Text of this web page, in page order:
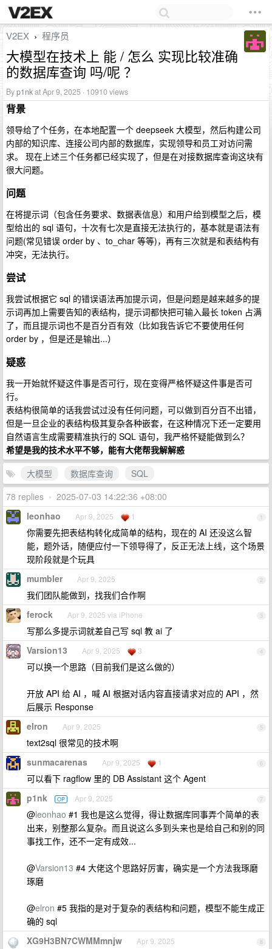
V2EX › 程序员
大模型在技术上 能 / 怎么 实现比较准确
的数据库查询 吗/呢 ？
Byp1nkat Apr 9, 2025 · 10910 views
背景
领导给了个任务，在本地配置一个 deepseek 大模型，然后构建公司
内部的知识库、连接公司内部的数据库，实现领导和员工对访问需
求。 现在上述三个任务都已经实现了，但是在对接数据库查询这块有
很大问题。
问题
在将提示词（包含任务要求、数据表信息）和用户给到模型之后，模
型给出的 sql 语句，十次有七次是直接无法执行的，基本就是语法有
问题(常见错误 order by 、to_char 等等)，再有三次就是和表结构有
冲突，无法执行。
尝试
我尝试根据它 sql 的错误语法再加提示词，但是问题是越来越多的提
示词再加上需要告知的表结构，提示词都快把可输入最长 token 占满
了，而且提示词也不是百分百有效（比如我告诉它不要使用任何
order by ，但是还是输出...）
疑惑
我一开始就怀疑这件事是否可行，现在变得严格怀疑这件事是否可
行。
表结构很简单的话我尝试过没有任何问题，可以做到百分百不出错，
但是一旦企业的表结构极其复杂各种嵌套，在这种情况下还一定要用
自然语言生成需要精准执行的 SQL 语句，我严格怀疑能做到么？
希望是我的技术水平不够，能有大佬帮我解解惑
大模型
数据库查询
SQL
78 replies • 2025-07-03 14:22:36 +08:00
1
leonhao Apr 9, 2025 1
你需要先把表结构转化成简单的结构，现在的 AI 还没这么智
能，题外话，随便应付一下领导得了，反正无法上线，这个场景
现阶段就是个玩具
2
mumbler Apr 9, 2025
我们团队能做到，找我们合作啊
3
ferock Apr 9, 2025 via iPhone
写那么多提示词就差自己写 sql 教 ai 了
4
Varsion13 Apr 9, 2025 3
可以换一个思路（目前我们是这么做的）
开放 API 给 AI ，喊 AI 根据对话内容直接请求对应的 API ，然
后展示 Response
5
elron Apr 9, 2025
text2sql 很常见的技术啊
6
sunmacarenas Apr 9, 2025 1
可以看下 ragflow 里的 DB Assistant 这个 Agent
7
p1nk OP Apr 9, 2025
@leonhao #1 我也是这么觉得，得让数据库同事弄个简单的表
出来，别整那么复杂。而且说这么多到头来也是给自己和别的同
事找工作，还不一定有成效...
@Varsion13 #4 大佬这个思路好厉害，确实是一个方法我琢磨
琢磨
@elron #5 我指的是对于复杂的表结构和问题，模型不能生成正
确的 sql
8
XG9H3BN7CWMMmnjw Apr 9, 2025